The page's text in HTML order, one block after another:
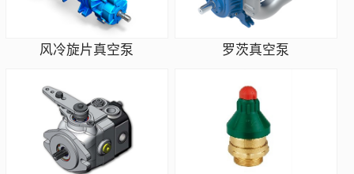
风冷旋片真空泵 罗茨真空泵